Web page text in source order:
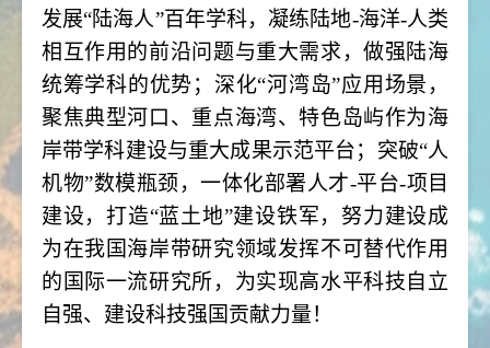
发展“陆海人”百年学科，凝练陆地-海洋-人类
相互作用的前沿问题与重大需求，做强陆海
统筹学科的优势；深化“河湾岛”应用场景，
聚焦典型河口、重点海湾、特色岛屿作为海
岸带学科建设与重大成果示范平台；突破“人
机物”数模瓶颈，一体化部署人才-平台-项目
建设，打造“蓝土地”建设铁军，努力建设成
为在我国海岸带研究领域发挥不可替代作用
的国际一流研究所，为实现高水平科技自立
自强、建设科技强国贡献力量！